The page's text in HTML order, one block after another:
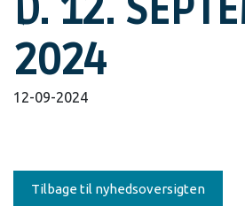
D. 12.
2024
12-09-2024
Tilbage til nyhedsoversigten